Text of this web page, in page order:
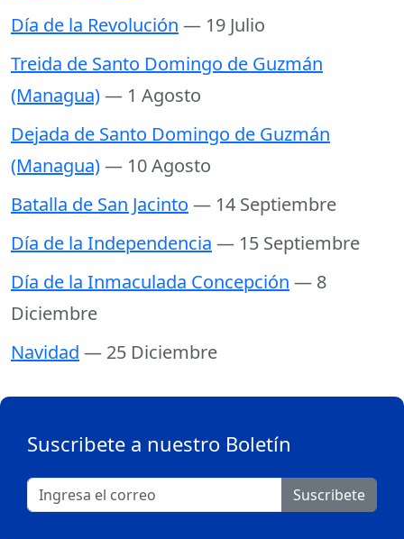
Día de la Revolución — 19 Julio
Treida de Santo Domingo de Guzmán
(Managua)— 1 Agosto
Dejada de Santo Domingo de Guzmán
(Managua)— 10 Agosto
Batalla de San Jacinto — 14 Septiembre
Día de la Independencia — 15 Septiembre
Día de la Inmaculada Concepción — 8
Diciembre
Navidad — 25 Diciembre
Suscribete a nuestro Boletín
Suscribete